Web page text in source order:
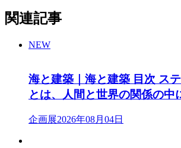
関連記事
NEW
海と建築｜海と建築 目次 ス
とは、人間と世界の関係の
企画展2026年08月04日